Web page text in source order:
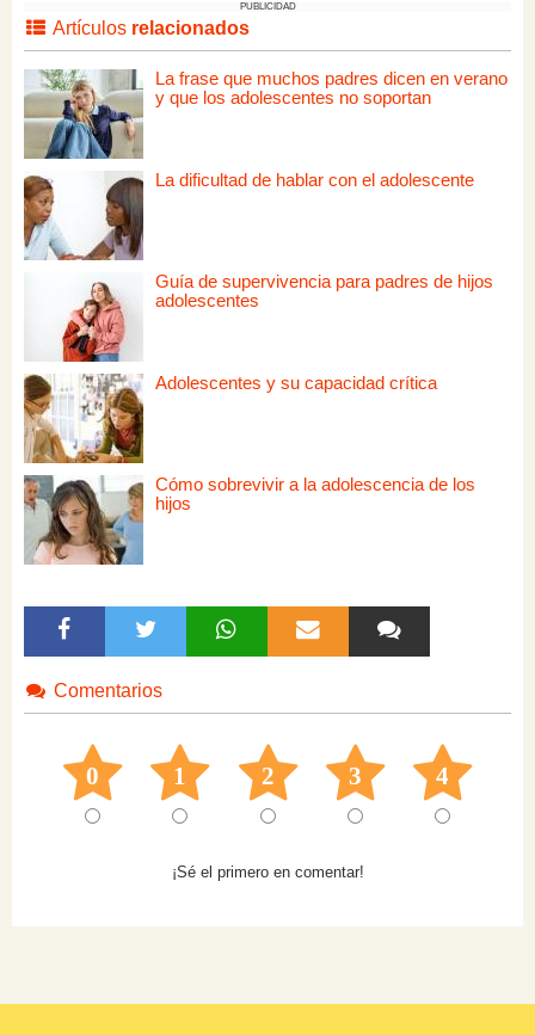
PUBLICIDAD
Artículos relacionados
La frase que muchos padres dicen en verano
y que los adolescentes no soportan
La dificultad de hablar con el adolescente
Guía de supervivencia para padres de hijos
adolescentes
Adolescentes y su capacidad crítica
Cómo sobrevivir a la adolescencia de los
hijos
Comentarios
0 1 2 3 4
¡Sé el primero en comentar!